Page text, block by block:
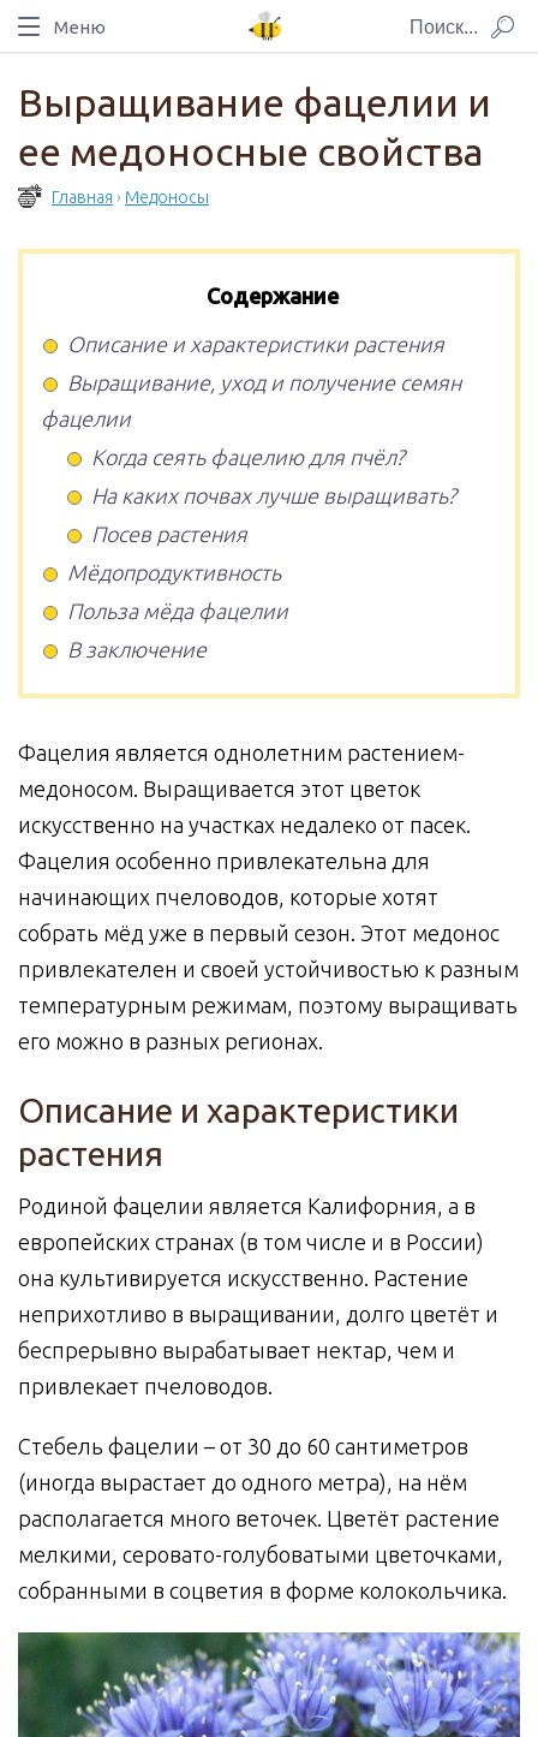
Меню
Выращивание фацелии и
ее медоносные свойства
Главная › Медоносы
Содержание
Описание и характеристики растения
Выращивание, уход и получение семян
фацелии
Когда сеять фацелию для пчёл?
На каких почвах лучше выращивать?
Посев растения
Мёдопродуктивность
Польза мёда фацелии
В заключение
Фацелия является однолетним растением-
медоносом. Выращивается этот цветок
искусственно на участках недалеко от пасек.
Фацелия особенно привлекательна для
начинающих пчеловодов, которые хотят
собрать мёд уже в первый сезон. Этот медонос
привлекателен и своей устойчивостью к разным
температурным режимам, поэтому выращивать
его можно в разных регионах.
Описание и характеристики
растения
Родиной фацелии является Калифорния, а в
европейских странах (в том числе и в России)
она культивируется искусственно. Растение
неприхотливо в выращивании, долго цветёт и
беспрерывно вырабатывает нектар, чем и
привлекает пчеловодов.
Стебель фацелии – от 30 до 60 сантиметров
(иногда вырастает до одного метра), на нём
располагается много веточек. Цветёт растение
мелкими, серовато-голубоватыми цветочками,
собранными в соцветия в форме колокольчика.